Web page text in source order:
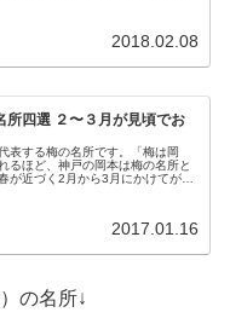
2018.02.08
所四選 ２〜３月が見頃でお
表する梅の名所です。「梅は岡
るほど、神戸の岡本は梅の名所と
が近づく2月から3月にかけてが梅
2017.01.16
の名所↓